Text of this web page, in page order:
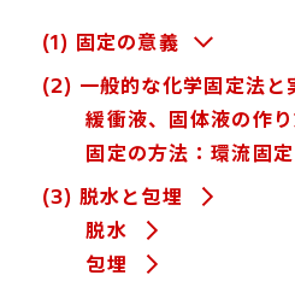
(1) 固定の意義
(2) 一般的な化学固定法と
緩衝液、固体液の作
固定の方法：環流固
(3) 脱水と包埋
脱水
包埋